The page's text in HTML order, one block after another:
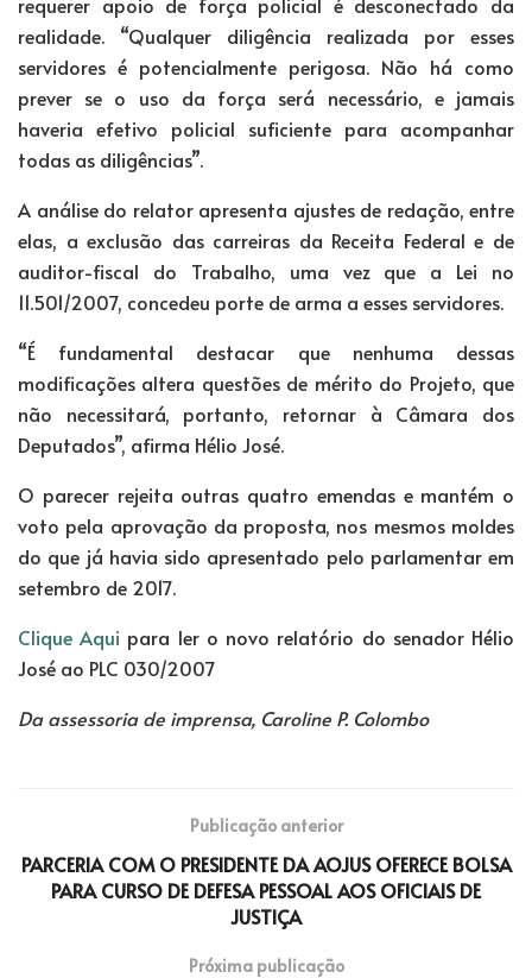
realidade. “Qualquer diligência realizada por esses
servidores é potencialmente perigosa. Não há como
prever se o uso da força será necessário, e jamais
haveria efetivo policial suficiente para acompanhar
todas as diligências”.
A análise do relator apresenta ajustes de redação, entre
elas, a exclusão das carreiras da Receita Federal e de
auditor-fiscal do Trabalho, uma vez que a Lei no
11.501/2007, concedeu porte de arma a esses servidores.
“É fundamental destacar que nenhuma dessas
modificações altera questões de mérito do Projeto, que
não necessitará, portanto, retornar à Câmara dos
Deputados”, afirma Hélio José.
O parecer rejeita outras quatro emendas e mantém o
voto pela aprovação da proposta, nos mesmos moldes
do que já havia sido apresentado pelo parlamentar em
setembro de 2017.
Clique Aqui para ler o novo relatório do senador Hélio
José ao PLC 030/2007
Da assessoria de imprensa, Caroline P. Colombo
Publicação anterior
PARCERIA COM O PRESIDENTE DA AOJUS OFERECE BOLSA
PARA CURSO DE DEFESA PESSOAL AOS OFICIAIS DE
JUSTIÇA
Próxima publicação